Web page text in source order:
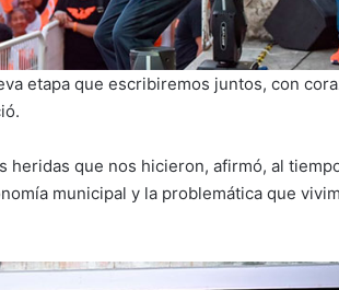
etapa que escribiremos juntos, con
heridas que nos hicieron, afirmó, al
municipal y la problemática que